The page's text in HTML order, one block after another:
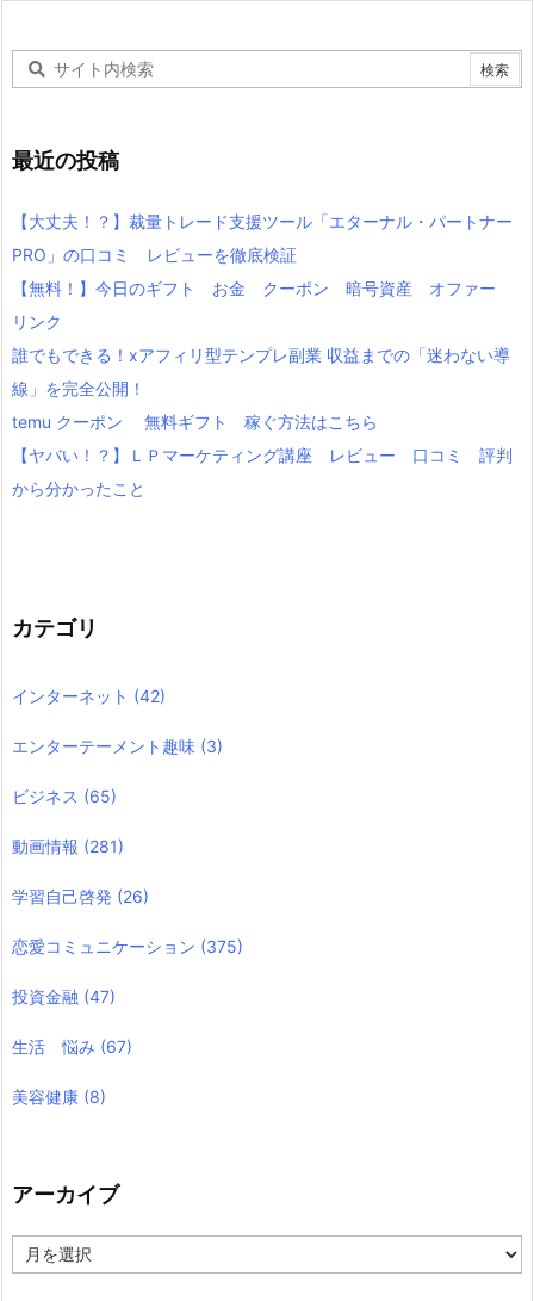
最近の投稿
【大丈夫！？】裁量トレード支援ツール「エターナル・パートナー
PRO」の口コミ レビューを徹底検証
【無料！】今日のギフト お金 クーポン 暗号資産 オファー
リンク
誰でもできる！xアフィリ型テンプレ副業 収益までの「迷わない導
線」を完全公開！
temu クーポン 無料ギフト 稼ぐ方法はこちら
【ヤバい！？】ＬＰマーケティング講座 レビュー 口コミ 評判
から分かったこと
カテゴリ
インターネット (42)
エンターテーメント趣味 (3)
ビジネス (65)
動画情報 (281)
学習自己啓発 (26)
恋愛コミュニケーション (375)
投資金融 (47)
生活 悩み (67)
美容健康 (8)
アーカイブ
ー